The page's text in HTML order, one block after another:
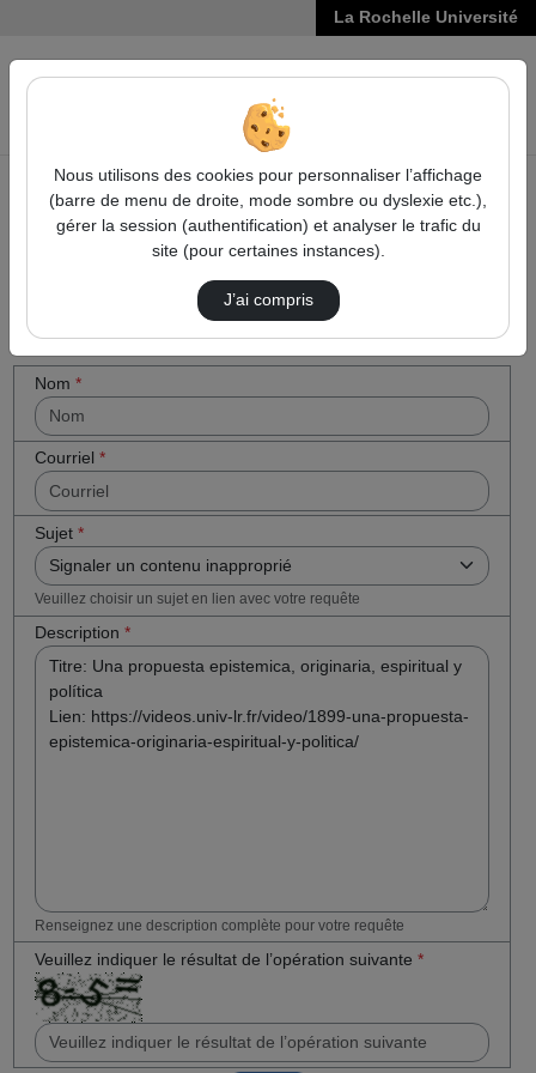
La Rochelle Université
VIDÉOS
Accueil Contactez nous
Contactez nous
Votre message
Nom *
Courriel *
Sujet *
Veuillez choisir un sujet en lien avec votre requête
Description *
Renseignez une description complète pour votre requête
Veuillez indiquer le résultat de l’opération suivante *
Cocher
cette case
(obligatoire)
Nous utilisons des cookies pour personnaliser l’affichage
(barre de menu de droite, mode sombre ou dyslexie etc.),
gérer la session (authentification) et analyser le trafic du
site (pour certaines instances).
J’ai compris